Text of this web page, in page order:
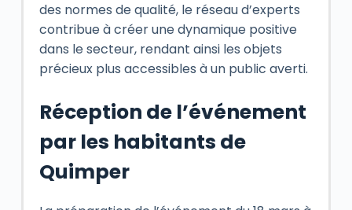
des normes de qualité, le réseau d’experts
contribue à créer une dynamique positive
dans le secteur, rendant ainsi les objets
précieux plus accessibles à un public averti.
Réception de l’événement
par les habitants de
Quimper